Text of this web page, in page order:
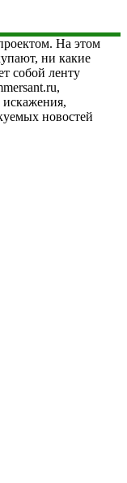
На этом
ни какие
собой ленту
новостей